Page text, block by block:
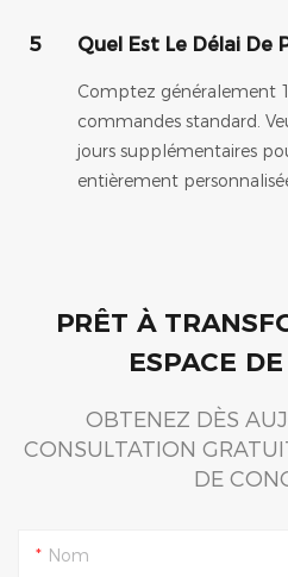
5 Quel Est Le Délai De
Comptez généralement
commandes standard.
jours supplémentaires
entièrement
PRÊT À
ESPACE
OBTENEZ DÈS
CONSULTATION
DE
Nom